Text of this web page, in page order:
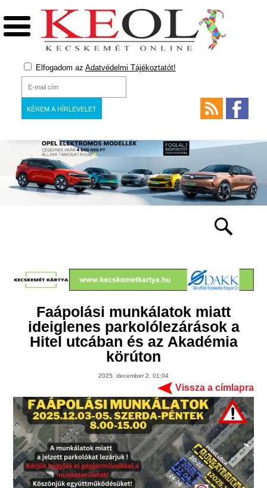
Elfogadom az Adatvédelmi Tájékoztatót!
Faápolási munkálatok miatt
ideiglenes parkolólezárások a
Hitel utcában és az Akadémia
körúton
2025. december 2. 01:04
Vissza a címlapra